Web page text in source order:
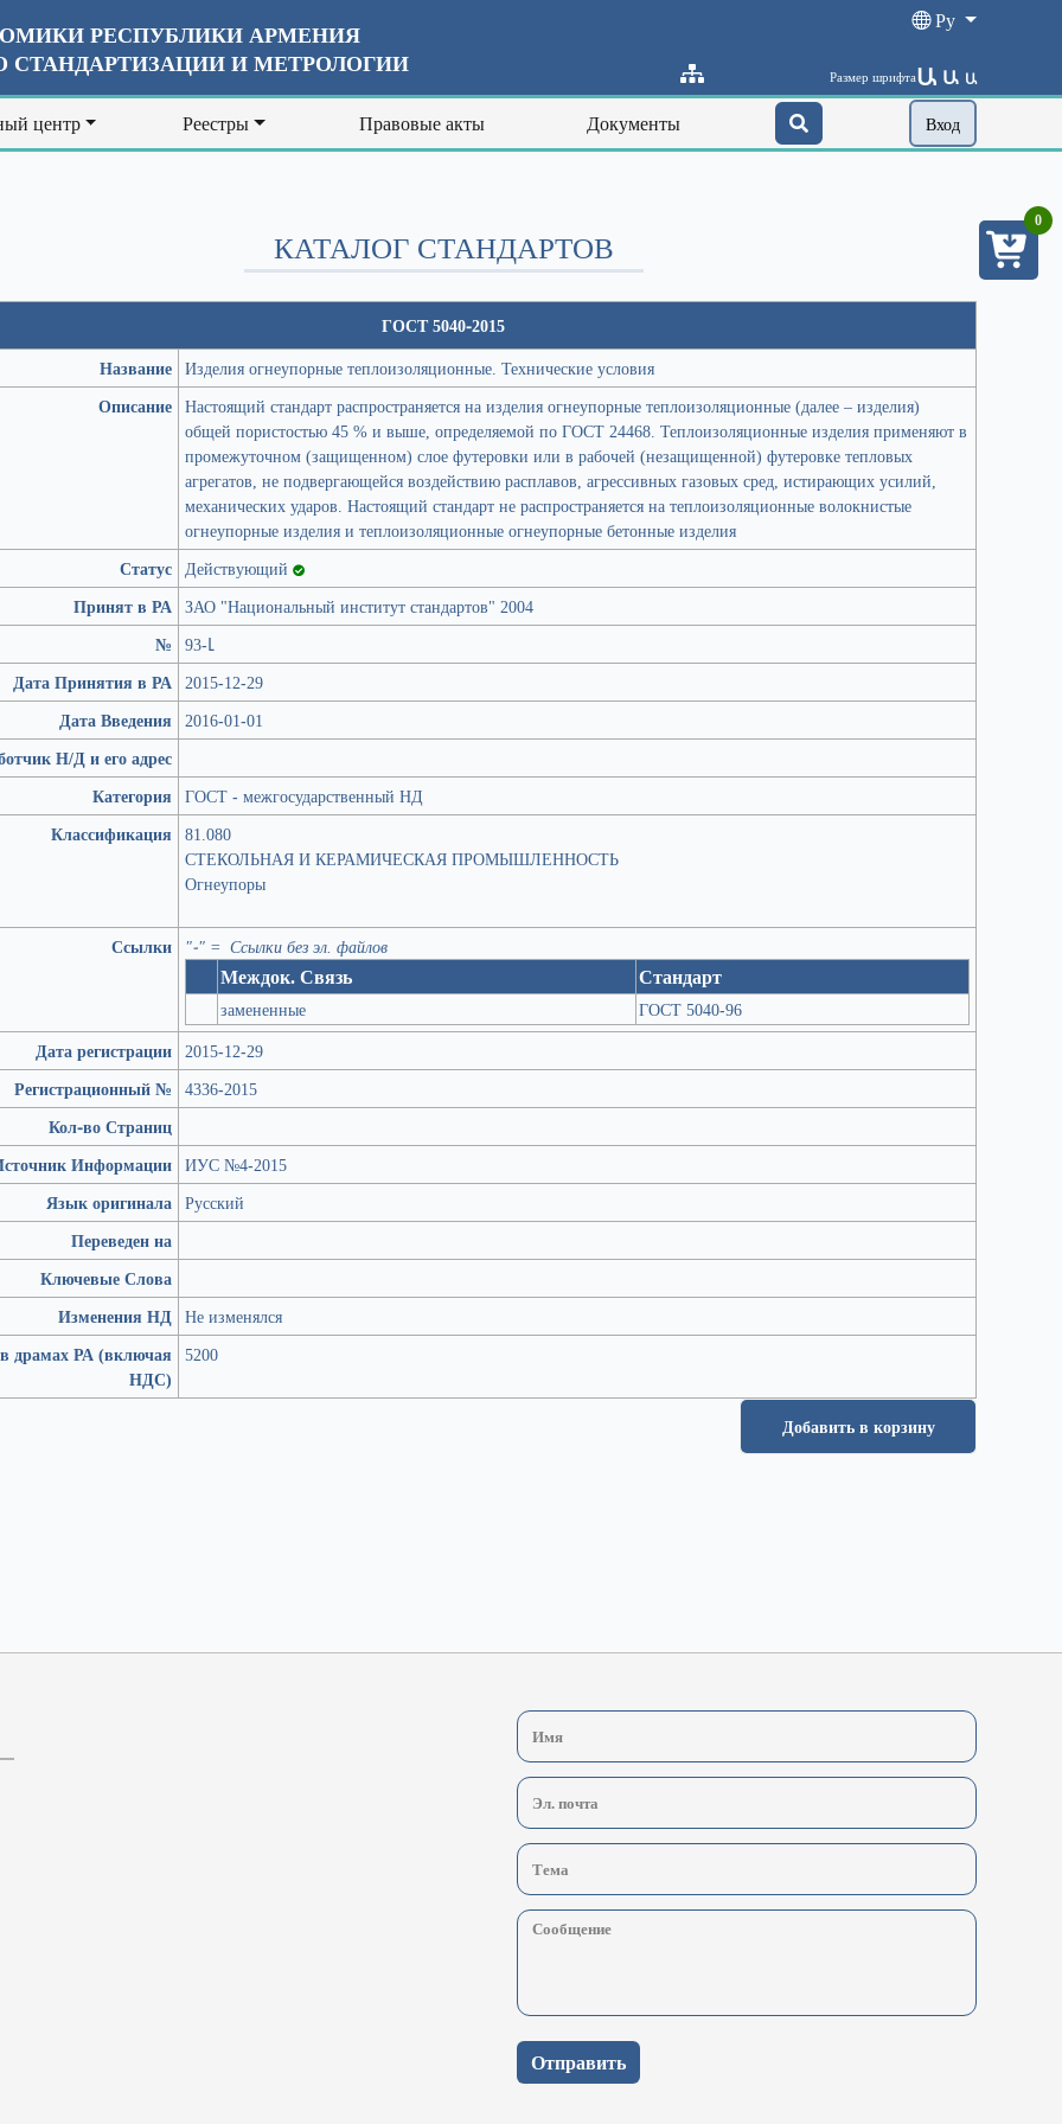
РЕСПУБЛИКИ АРМЕНИЯ
И МЕТРОЛОГИИ
Ру
Размер шрифтаԱ Ա Ա
центр Реестры Правовые акты Документы Вход
КАТАЛОГ СТАНДАРТОВ
ГОСТ 5040-2015
Название Изделия огнеупорные теплоизоляционные. Технические условия
Описание Настоящий стандарт распространяется на изделия огнеупорные теплоизоляционные (далее – изделия)
общей пористостью 45 % и выше, определяемой по ГОСТ 24468. Теплоизоляционные изделия применяют в
промежуточном (защищенном) слое футеровки или в рабочей (незащищенной) футеровке тепловых
агрегатов, не подвергающейся воздействию расплавов, агрессивных газовых сред, истирающих усилий,
механических ударов. Настоящий стандарт не распространяется на теплоизоляционные волокнистые
огнеупорные изделия и теплоизоляционные огнеупорные бетонные изделия
Статус Действующий
Принят в РА ЗАО "Национальный институт стандартов" 2004
№
93-Լ
Дата Принятия в РА 2015-12-29
Дата Введения
2016-01-01
Н/Д и его адрес
Категория
ГОСТ - межгосударственный НД
Классификация
81.080
СТЕКОЛЬНАЯ И КЕРАМИЧЕСКАЯ ПРОМЫШЛЕННОСТЬ
Огнеупоры
Ссылки "-" = Ссылки без эл. файлов
Междок. Связь Стандарт
замененные
ГОСТ 5040-96
Дата регистрации 2015-12-29
Регистрационный №
4336-2015
Кол-во Страниц
Информации ИУС №4-2015
Язык оригинала Русский
Переведен на
Ключевые Слова
Изменения НД Не изменялся
драмах РА (включая
НДС)
5200
Добавить в корзину
Отправить
0